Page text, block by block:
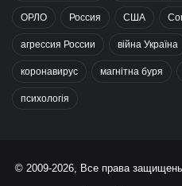
ОРЛО Россия США
агрессия России війна Україна
коронавирус магнітна буря
психологія
© 2009-2026, Все права